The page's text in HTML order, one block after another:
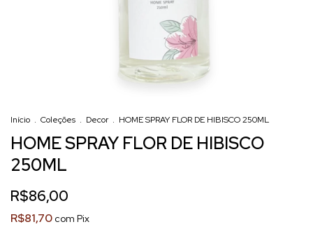
Início . Coleções . Decor . HOME SPRAY FLOR DE HIBISCO 250ML
HOME SPRAY FLOR DE HIBISCO
250ML
R$86,00
R$81,70 com Pix